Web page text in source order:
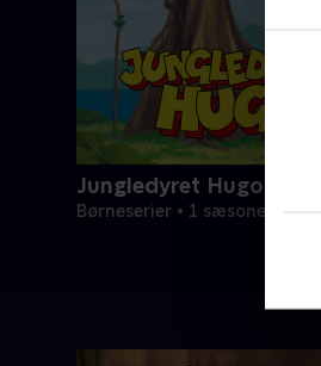
Jungledyret Hugo
Børneserier • 1 sæsoner